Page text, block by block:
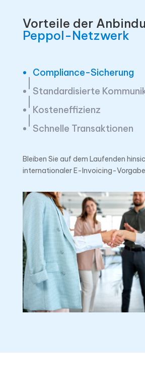
Vorteile der
Peppol-Netzwerk
Compliance-Sicherung
Standardisierte
Kosteneffizienz
Schnelle Transaktionen
Bleiben Sie auf dem Laufenden
internationaler E-Invoicing-